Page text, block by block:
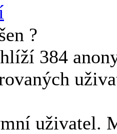
?
384
uživatel.